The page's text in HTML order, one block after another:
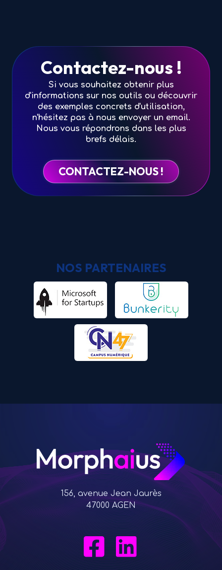
Contactez-nous !
Si vous souhaitez obtenir plus
d'informations sur nos outils ou découvrir
des exemples concrets d'utilisation,
n'hésitez pas à nous envoyer un email.
Nous vous répondrons dans les plus
brefs délais.
CONTACTEZ-NOUS !
NOS PARTENAIRES
156, avenue Jean Jaurès
47000 AGEN